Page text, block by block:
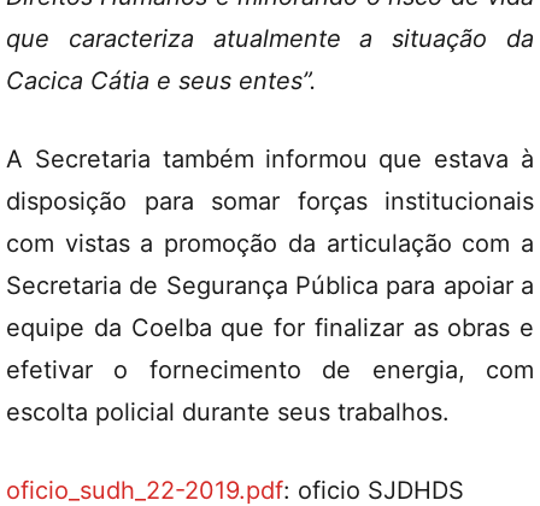
que caracteriza atualmente a situação da
Cacica Cátia e seus entes”.
A Secretaria também informou que estava à
disposição para somar forças institucionais
com vistas a promoção da articulação com a
Secretaria de Segurança Pública para apoiar a
equipe da Coelba que for finalizar as obras e
efetivar o fornecimento de energia, com
escolta policial durante seus trabalhos.
oficio_sudh_22-2019.pdf: oficio SJDHDS